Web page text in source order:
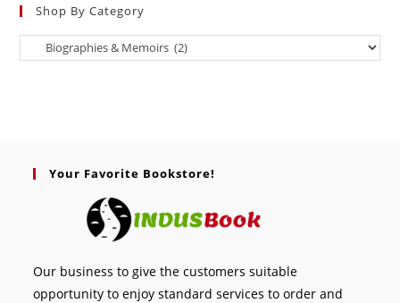
Shop By Category
Your Favorite Bookstore!
Our business to give the customers suitable
opportunity to enjoy standard services to order and